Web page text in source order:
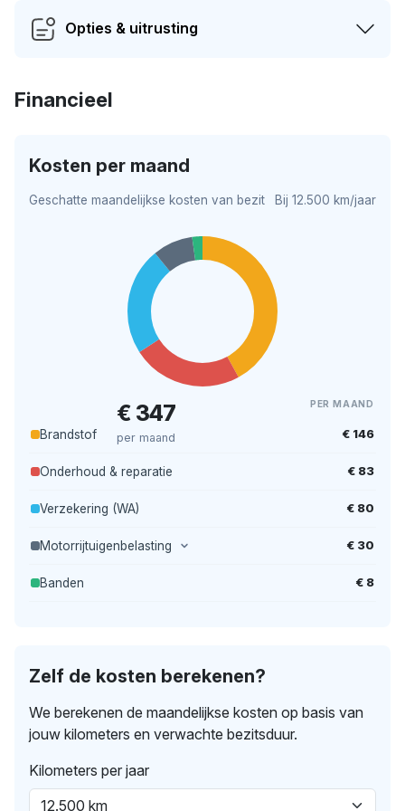
Opties & uitrusting
Financieel
Kosten per maand
Geschatte maandelijkse kosten van bezit Bij 12.500 km/jaar
€ 347
per maand
PER MAAND
Brandstof € 146
Onderhoud & reparatie € 83
Verzekering (WA) € 80
Motorrijtuigenbelasting € 30
Banden € 8
Zelf de kosten berekenen?
We berekenen de maandelijkse kosten op basis van
jouw kilometers en verwachte bezitsduur.
Kilometers per jaar